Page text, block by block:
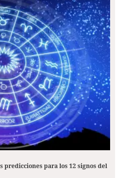
predicciones para los 12 signos del